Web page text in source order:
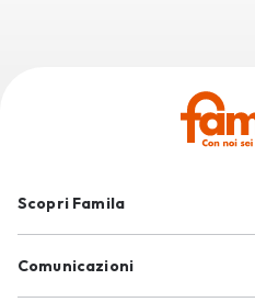
Scopri Famila
Comunicazioni